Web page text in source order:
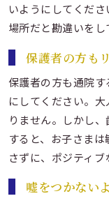
いようにしてくだ
場所だと勘違いをし
保護者の方も
保護者の方も通院
にしてください。
りません。しかし
すると、お子さま
さずに、ポジティブ
嘘をつかない